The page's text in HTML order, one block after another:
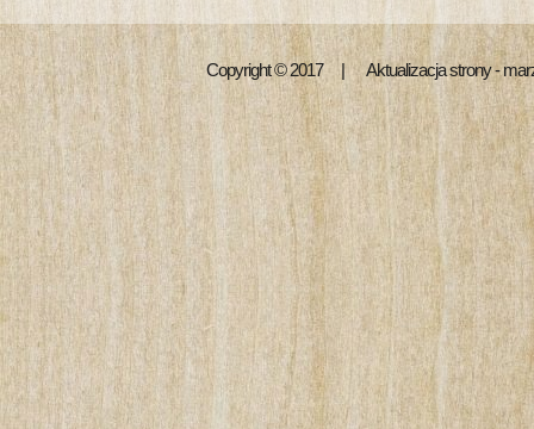
Copyright © 2017 | Aktualizacja strony -